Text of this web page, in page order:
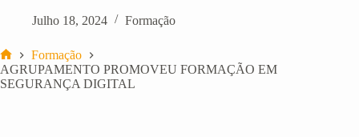
Julho 18, 2024 Formação
Início
Formação
AGRUPAMENTO PROMOVEU FORMAÇÃO EM
SEGURANÇA DIGITAL